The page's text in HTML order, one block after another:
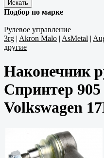
Подбор по марке
Рулевое управление
3rg | Akron Malo | AsMetal |
другие
Наконечник
Спринтер
Volkswagen